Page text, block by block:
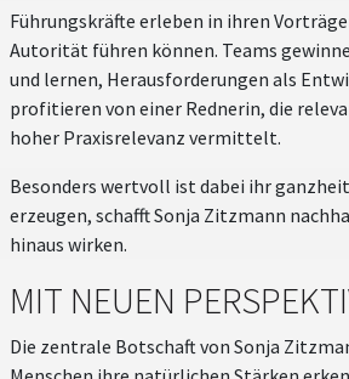
Führungskräfte erleben in ihren
Autorität führen können. Teams
und lernen, Herausforderungen als
profitieren von einer Rednerin, die
hoher Praxisrelevanz vermittelt.
Besonders wertvoll ist dabei ihr
erzeugen, schafft Sonja Zitzmann
hinaus wirken.
MIT NEUEN
Die zentrale Botschaft von Sonja